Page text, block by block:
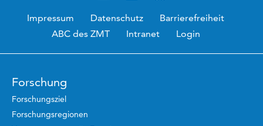
Impressum Datenschutz
Barrierefreiheit
ABC des ZMT
Intranet Login
Forschung
Forschungsziel
Forschungsregionen